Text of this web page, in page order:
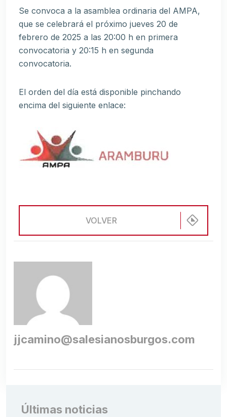
Se convoca a la asamblea ordinaria del AMPA,
que se celebrará el próximo jueves 20 de
febrero de 2025 a las 20:00 h en primera
convocatoria y 20:15 h en segunda
convocatoria.
El orden del día está disponible pinchando
encima del siguiente enlace:
VOLVER
jjcamino@salesianosburgos.com
Últimas noticias